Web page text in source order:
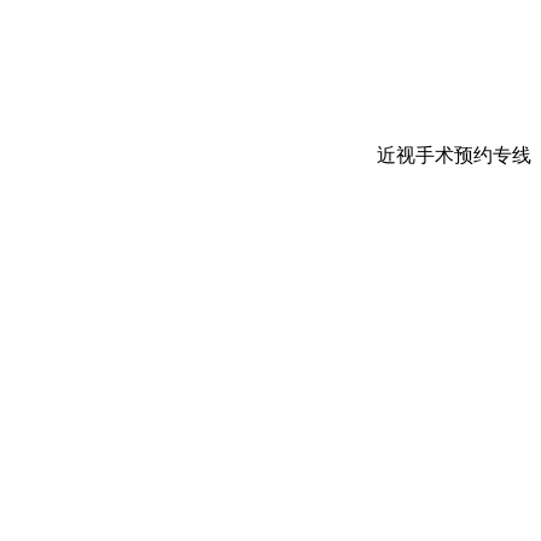
近视手术预约专线